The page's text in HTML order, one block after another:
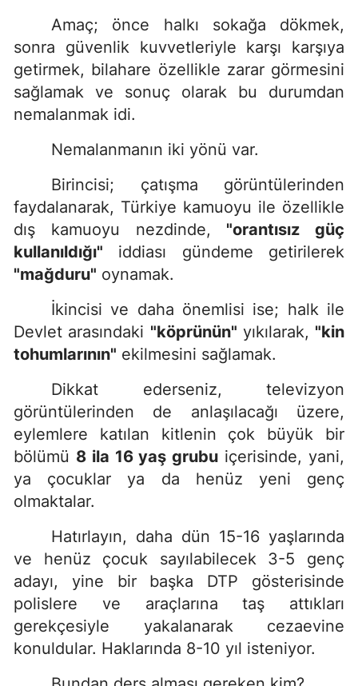
Amaç; önce halkı sokağa dökmek,
sonra güvenlik kuvvetleriyle karşı karşıya
getirmek, bilahare özellikle zarar görmesini
sağlamak ve sonuç olarak bu durumdan
nemalanmak idi.
Nemalanmanın iki yönü var.
Birincisi; çatışma görüntülerinden
faydalanarak, Türkiye kamuoyu ile özellikle
dış kamuoyu nezdinde, "orantısız güç
kullanıldığı" iddiası gündeme getirilerek
"mağduru" oynamak.
İkincisi ve daha önemlisi ise; halk ile
Devlet arasındaki "köprünün" yıkılarak, "kin
tohumlarının" ekilmesini sağlamak.
Dikkat ederseniz, televizyon
görüntülerinden de anlaşılacağı üzere,
eylemlere katılan kitlenin çok büyük bir
bölümü 8 ila 16 yaş grubu içerisinde, yani,
ya çocuklar ya da henüz yeni genç
olmaktalar.
Hatırlayın, daha dün 15-16 yaşlarında
ve henüz çocuk sayılabilecek 3-5 genç
adayı, yine bir başka DTP gösterisinde
polislere ve araçlarına taş attıkları
gerekçesiyle yakalanarak cezaevine
konuldular. Haklarında 8-10 yıl isteniyor.